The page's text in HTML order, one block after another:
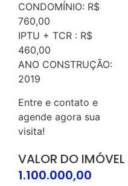
CONDOMÍNIO: R$
760,00
IPTU + TCR : R$
460,00
ANO CONSTRUÇÃO:
2019
Entre e contato e
agende agora sua
visita!
VALOR DO IMÓVEL
1.100.000,00